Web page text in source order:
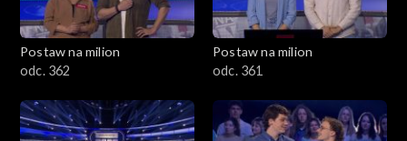
Postaw na milion
odc. 362
Postaw na milion
odc. 361